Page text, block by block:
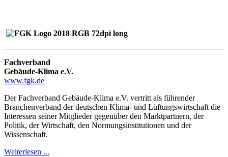
Fachverband
Gebäude-Klima e.V.
www.fgk.de
Der Fachverband Gebäude-Klima e.V. vertritt als führender
Branchenverband der deutschen Klima- und Lüftungswirtschaft die
Interessen seiner Mitglieder gegenüber den Marktpartnern, der
Politik, der Wirtschaft, den Normungsinstitutionen und der
Wissenschaft.
Weiterlesen ...